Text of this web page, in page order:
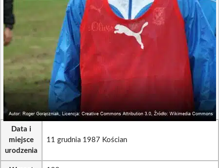
Data i
miejsce
urodzenia
11 grudnia 1987 Kościan